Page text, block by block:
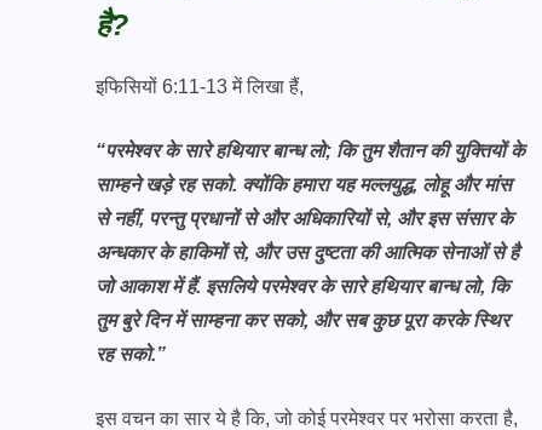
है?
इफिसियों 6:11-13 में लिखा हैं,
“परमेश्वर के सारे हथियार बान्ध लो; कि तुम शैतान की युक्तियों के
साम्हने खड़े रह सको. क्योंकि हमारा यह मल्लयुद्ध, लोहू और मांस
से नहीं, परन्तु प्रधानों से और अधिकारियों से, और इस संसार के
अन्धकार के हाकिमों से, और उस दुष्टता की आत्मिक सेनाओं से है
जो आकाश में हैं. इसलिये परमेश्वर के सारे हथियार बान्ध लो, कि
तुम बुरे दिन में साम्हना कर सको, और सब कुछ पूरा करके स्थिर
रह सको.”
इस वचन का सार ये है कि, जो कोई परमेश्वर पर भरोसा करता है,